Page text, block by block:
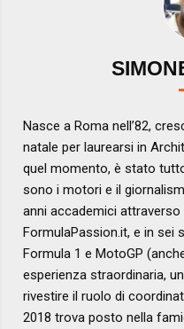
Nasce a Roma nell’82,
natale per laurearsi in
quel momento, è stato
sono i motori e il
anni accademici
FormulaPassion.it, e in sei
Formula 1 e MotoGP
esperienza straordinaria,
rivestire il ruolo di
2018 trova posto nella